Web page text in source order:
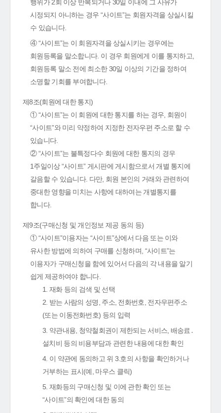
행위가 2회 이상 반복되거나 30일 이내에 그 사유가
시정되지 아니하는 경우 “사이트”는 회원자격을 상실시킬
수 있습니다.
④ “사이트”는 이 회원자격을 상실시키는 경우에는
회원등록을 말소합니다. 이 경우 회원에게 이를 통지하고,
회원등록 말소 전에 최소한 30일 이상의 기간을 정하여
소명할 기회를 부여합니다.
제8조(회원에 대한 통지)
① “사이트”는 이 회원에 대한 통지를 하는 경우, 회원이
“사이트”와 미리 약정하여 지정한 전자우편 주소로 할 수
있습니다.
② “사이트”는 불특정다수 회원에 대한 통지의 경우
1주일이상 “사이트” 게시판에 게시함으로서 개별 통지에
갈음할 수 있습니다. 다만, 회원 본인의 거래와 관련하여
중대한 영향을 미치는 사항에 대하여는 개별통지를
합니다.
제9조(구매신청 및 개인정보 제공 동의 등)
① “사이트”이용자는 “사이트”상에서 다음 또는 이와
유사한 방법에 의하여 구매를 신청하며, “사이트”는
이용자가 구매신청을 함에 있어서 다음의 각 내용을 알기
쉽게 제공하여야 합니다.
1. 재화 등의 검색 및 선택
2. 받는 사람의 성명, 주소, 전화번호, 전자우편주소
(또는 이동전화번호) 등의 입력
3. 약관내용, 청약철회권이 제한되는 서비스, 배송료․
설치비 등의 비용부담과 관련한 내용에 대한 확인
4. 이 약관에 동의하고 위 3.호의 사항을 확인하거나
거부하는 표시(예, 마우스 클릭)
5. 재화등의 구매신청 및 이에 관한 확인 또는
“사이트”의 확인에 대한 동의